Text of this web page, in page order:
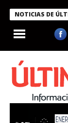
NOTICIAS DE
Bukele